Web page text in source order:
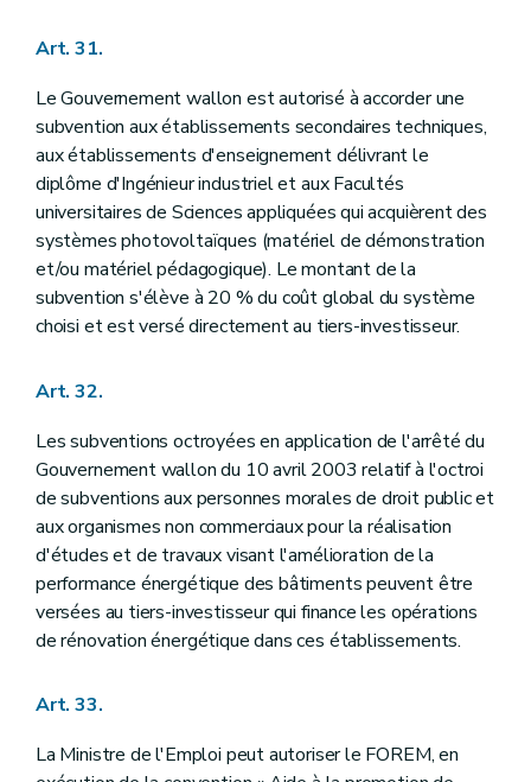
Art. 31.
Le Gouvernement wallon est autorisé à accorder une
subvention aux établissements secondaires techniques,
aux établissements d'enseignement délivrant le
diplôme d'Ingénieur industriel et aux Facultés
universitaires de Sciences appliquées qui acquièrent des
systèmes photovoltaïques (matériel de démonstration
et/ou matériel pédagogique). Le montant de la
subvention s'élève à 20 % du coût global du système
choisi et est versé directement au tiers-investisseur.
Art. 32.
Les subventions octroyées en application de l'arrêté du
Gouvernement wallon du 10 avril 2003 relatif à l'octroi
de subventions aux personnes morales de droit public et
aux organismes non commerciaux pour la réalisation
d'études et de travaux visant l'amélioration de la
performance énergétique des bâtiments peuvent être
versées au tiers-investisseur qui finance les opérations
de rénovation énergétique dans ces établissements.
Art. 33.
La Ministre de l'Emploi peut autoriser le FOREM, en